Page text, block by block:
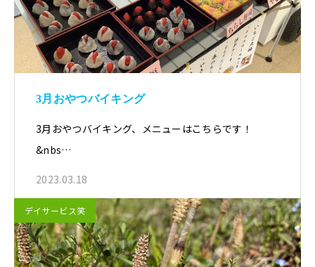
3月おやつバイキング
3月おやつバイキング、メニューはこちらです！
&nbs…
2023.03.18
デイサービス笑